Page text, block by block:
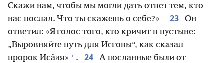
Скажи нам, чтобы мы могли дать ответ тем, кто
нас послал. Что ты скажешь о себе?» + 23
Он
ответил: «Я голос того, кто кричит в пустыне:
„Выровняйте путь для Иеговы“, как сказал
пророк Иса́ия» + . 24
А посланные были от